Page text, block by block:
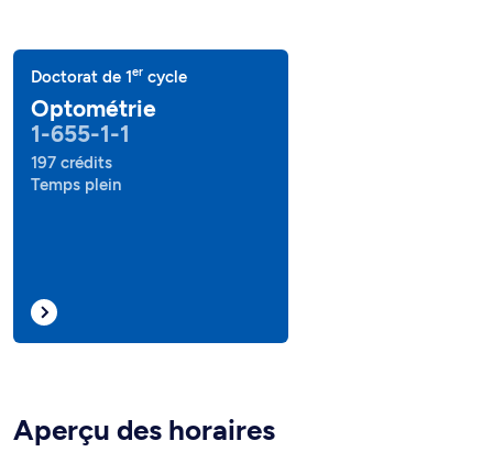
Doctorat de 1er cycle
Optométrie
1-655-1-1
197 crédits
Temps plein
Aperçu des horaires